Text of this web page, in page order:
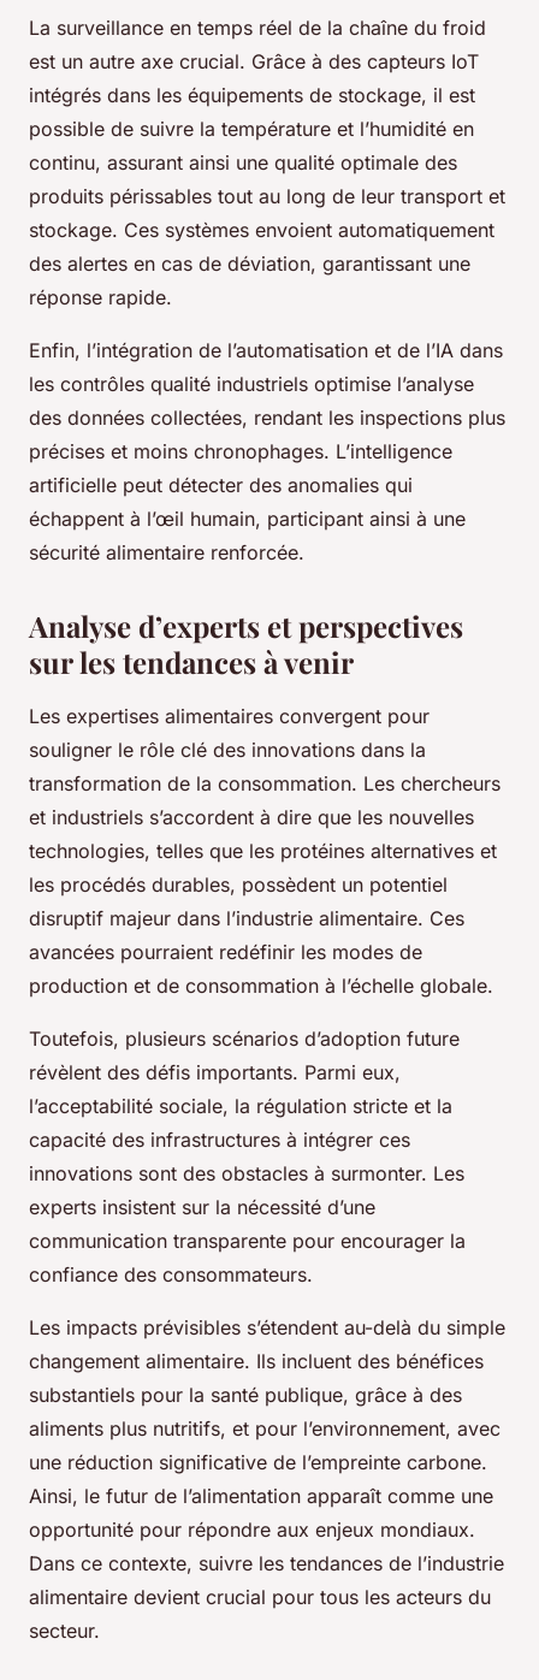
La surveillance en temps réel de la chaîne du froid
est un autre axe crucial. Grâce à des capteurs IoT
intégrés dans les équipements de stockage, il est
possible de suivre la température et l’humidité en
continu, assurant ainsi une qualité optimale des
produits périssables tout au long de leur transport et
stockage. Ces systèmes envoient automatiquement
des alertes en cas de déviation, garantissant une
réponse rapide.
Enfin, l’intégration de l’automatisation et de l’IA dans
les contrôles qualité industriels optimise l’analyse
des données collectées, rendant les inspections plus
précises et moins chronophages. L’intelligence
artificielle peut détecter des anomalies qui
échappent à l’œil humain, participant ainsi à une
sécurité alimentaire renforcée.
Analyse d’experts et perspectives
sur les tendances à venir
Les expertises alimentaires convergent pour
souligner le rôle clé des innovations dans la
transformation de la consommation. Les chercheurs
et industriels s’accordent à dire que les nouvelles
technologies, telles que les protéines alternatives et
les procédés durables, possèdent un potentiel
disruptif majeur dans l’industrie alimentaire. Ces
avancées pourraient redéfinir les modes de
production et de consommation à l’échelle globale.
Toutefois, plusieurs scénarios d’adoption future
révèlent des défis importants. Parmi eux,
l’acceptabilité sociale, la régulation stricte et la
capacité des infrastructures à intégrer ces
innovations sont des obstacles à surmonter. Les
experts insistent sur la nécessité d’une
communication transparente pour encourager la
confiance des consommateurs.
Les impacts prévisibles s’étendent au-delà du simple
changement alimentaire. Ils incluent des bénéfices
substantiels pour la santé publique, grâce à des
aliments plus nutritifs, et pour l’environnement, avec
une réduction significative de l’empreinte carbone.
Ainsi, le futur de l’alimentation apparaît comme une
opportunité pour répondre aux enjeux mondiaux.
Dans ce contexte, suivre les tendances de l’industrie
alimentaire devient crucial pour tous les acteurs du
secteur.